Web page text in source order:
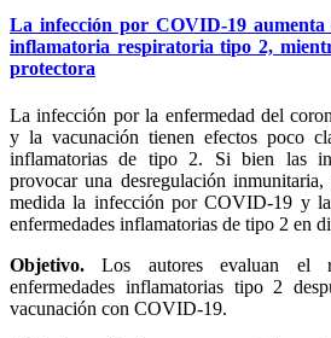
La infección por COVID-19 aumenta
inflamatoria respiratoria tipo 2,
protectora
La infección por la enfermedad del
y la vacunación tienen efectos poco
inflamatorias de tipo 2. Si bien las
provocar una desregulación
medida la infección por COVID-19 y
enfermedades inflamatorias de tipo 2 en
Objetivo.Los autores evaluan el
enfermedades inflamatorias tipo 2
vacunación con COVID-19.